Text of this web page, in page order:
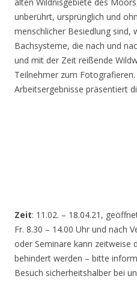
unberührt, ursprünglich und
menschlicher Besiedlung sind,
Bachsysteme, die nach und
und mit der Zeit reißende
Teilnehmer zum
Arbeitsergebnisse präsentiert
Zeit: 11.02. – 18.04.21,
Fr. 8.30 – 14.00 Uhr und nach
oder Seminare kann zeitweise
behindert werden – bitte
Besuch sicherheitshalber bei